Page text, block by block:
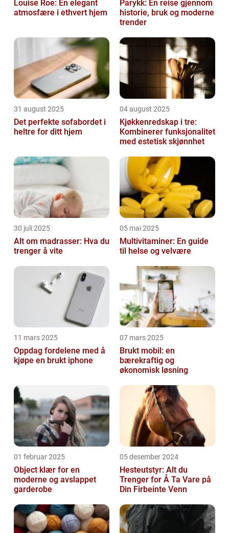
Louise Roe: En elegant
atmosfære i ethvert hjem
Parykk: En reise gjennom
historie, bruk og moderne
trender
31 august 2025
Det perfekte sofabordet i
heltre for ditt hjem
04 august 2025
Kjøkkenredskap i tre:
Kombinerer funksjonalitet
med estetisk skjønnhet
30 juli 2025
Alt om madrasser: Hva du
trenger å vite
05 mai 2025
Multivitaminer: En guide
til helse og velvære
11 mars 2025
Oppdag fordelene med å
kjøpe en brukt iphone
07 mars 2025
Brukt mobil: en
bærekraftig og
økonomisk løsning
01 februar 2025
Object klær for en
moderne og avslappet
garderobe
05 desember 2024
Hesteutstyr: Alt du
Trenger for Å Ta Vare på
Din Firbeinte Venn